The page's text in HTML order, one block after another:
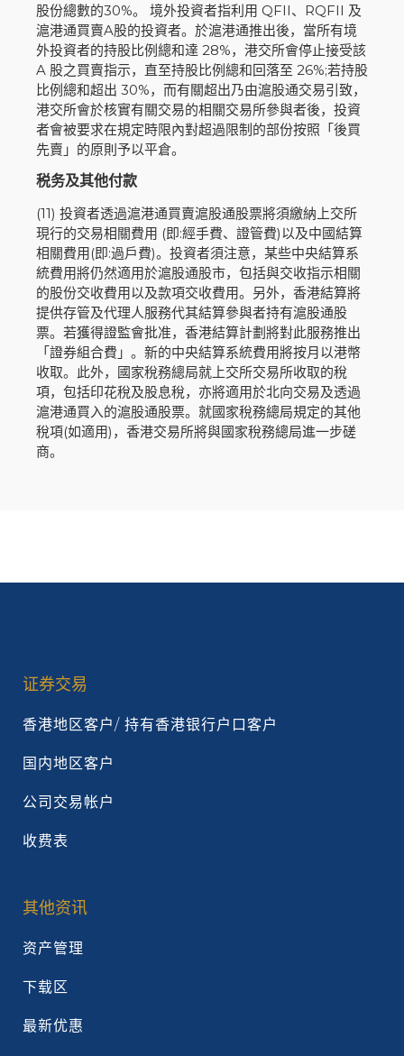
股份總數的30%。 境外投資者指利用 QFII、RQFII 及
滬港通買賣A股的投資者。於滬港通推出後，當所有境
外投資者的持股比例總和達 28%，港交所會停止接受該
A 股之買賣指示，直至持股比例總和回落至 26%;若持股
比例總和超出 30%，而有關超出乃由滬股通交易引致，
港交所會於核實有關交易的相關交易所參與者後，投資
者會被要求在規定時限內對超過限制的部份按照「後買
先賣」的原則予以平倉。
税务及其他付款
(11) 投資者透過滬港通買賣滬股通股票將須繳納上交所
現行的交易相關費用 (即:經手費、證管費)以及中國結算
相關費用(即:過戶費)。投資者須注意，某些中央結算系
統費用將仍然適用於滬股通股市，包括與交收指示相關
的股份交收費用以及款項交收費用。另外，香港結算將
提供存管及代理人服務代其結算參與者持有滬股通股
票。若獲得證監會批准，香港結算計劃將對此服務推出
「證券組合費」。新的中央結算系統費用將按月以港幣
收取。此外，國家稅務總局就上交所交易所收取的稅
項，包括印花稅及股息稅，亦將適用於北向交易及透過
滬港通買入的滬股通股票。就國家稅務總局規定的其他
稅項(如適用)，香港交易所將與國家稅務總局進一步磋
商。
证券交易
香港地区客户/ 持有香港银行户口客户
国内地区客户
公司交易帐户
收费表
其他资讯
资产管理
下载区
最新优惠